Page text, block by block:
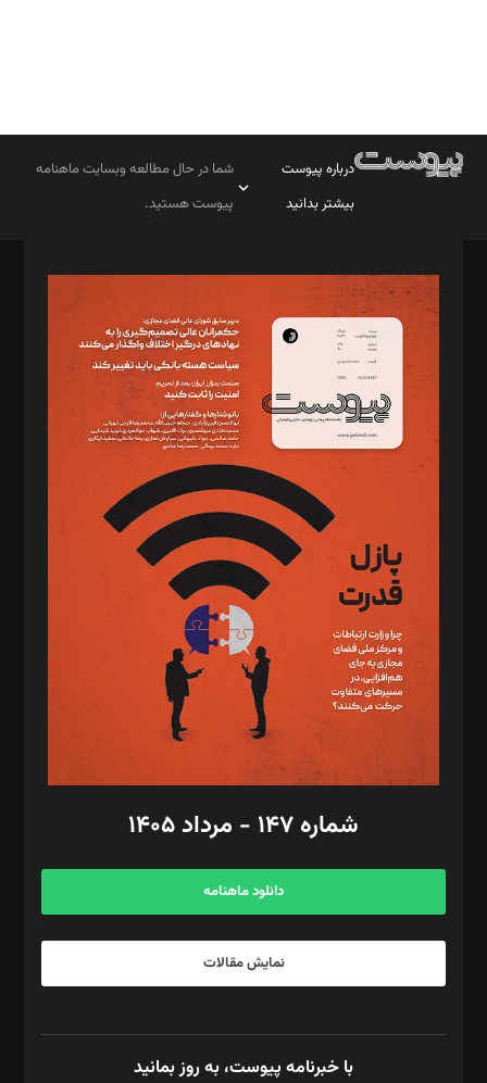
درباره پیوست
بیشتر بدانید
شما در حال مطالعه وبسایت ماهنامه
پیوست هستید.
مدیر مسئول: محمدباقر اثنی‌عشری
سردبیر: مهرک محمودی
دبیر تحریریه: میثم قاسمی
د‌بیر ناداستان: سمانه سمیع
د‌بیر خدمت و تجارت: ابوالفضل رجبی
د‌بیر حقوق فناوری: حسام‌الدین ایپکچی
د‌بیر پیوست جهان: مینا پاکدل
د‌بیر تحریریه آنلاین: بابک نقاش
تحریریه‌: مجتبی محمود‌ی، آرش برهمند، یسنا امان‌پور، سروش کرمیان،
مصطفی مسجدی آرانی، ابوالفضل رجبی، زهرا فکرانه، فائزه فتحی
رستمی،مصطفی باستان
ویرایش: نگار استاد‌‌آقا
طراح یونیفرم: مجید توکلی
فیلمبرداری و عکاسی: امیر شفیعی، مانی لطفی زاده
گرافیک و صفحه‌آرایی: سید‌سبحان‌علی ثابت
مد‌یر توسعه تجاری: کامبیز برید‌
امور مالی: شاپور رهبری، محمد‌ کاظمی‌نیا
آگهی و مشترکین: ۰۹۱۹۹۹۹۰۴۵۴
شماره ۱۴۷ - مرداد ۱۴۰۵
دانلود ماهنامه
نمایش مقالات
با خبرنامه پیوست، به روز بمانید